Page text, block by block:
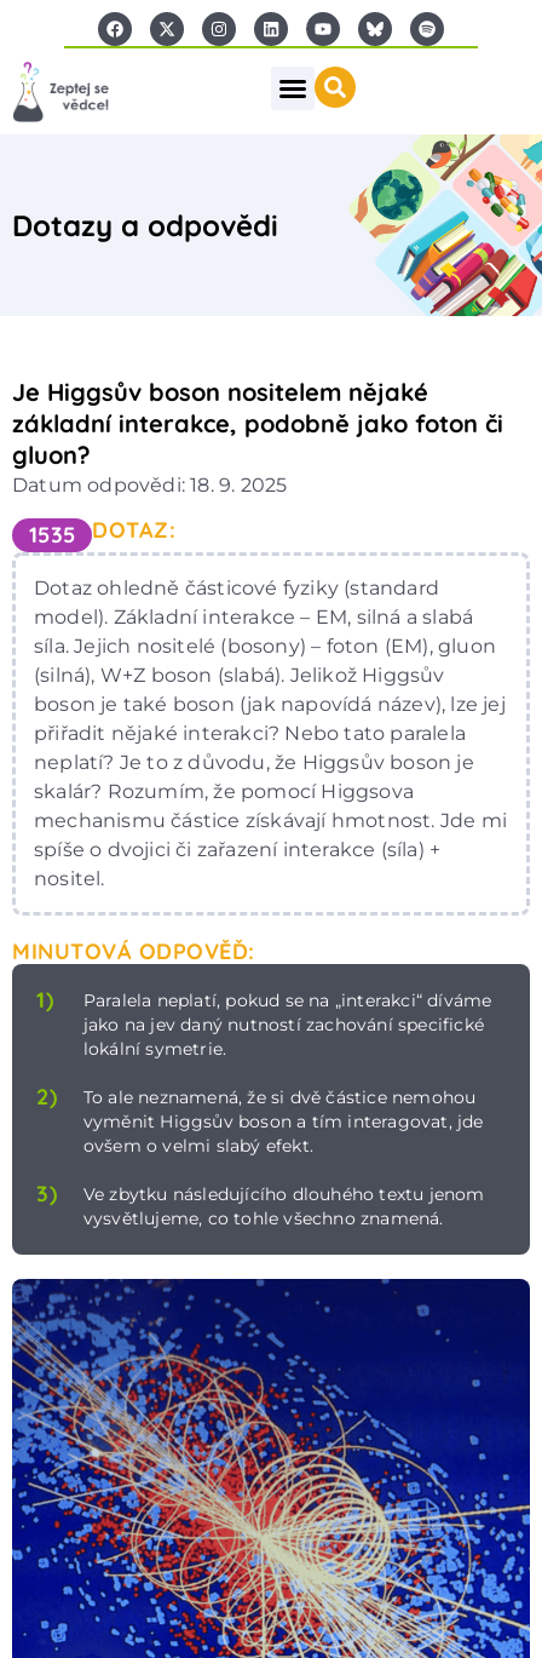
Dotazy a odpovědi
Je Higgsův boson nositelem nějaké
základní interakce, podobně jako foton či
gluon?
Datum odpovědi: 18. 9. 2025
1535 DOTAZ:
Dotaz ohledně částicové fyziky (standard
model). Základní interakce – EM, silná a slabá
síla. Jejich nositelé (bosony) – foton (EM), gluon
(silná), W+Z boson (slabá). Jelikož Higgsův
boson je také boson (jak napovídá název), lze jej
přiřadit nějaké interakci? Nebo tato paralela
neplatí? Je to z důvodu, že Higgsův boson je
skalár? Rozumím, že pomocí Higgsova
mechanismu částice získávají hmotnost. Jde mi
spíše o dvojici či zařazení interakce (síla) +
nositel.
MINUTOVÁ ODPOVĚĎ:
1)
Paralela neplatí, pokud se na „interakci“ díváme
jako na jev daný nutností zachování specifické
lokální symetrie.
2)
To ale neznamená, že si dvě částice nemohou
vyměnit Higgsův boson a tím interagovat, jde
ovšem o velmi slabý efekt.
3)
Ve zbytku následujícího dlouhého textu jenom
vysvětlujeme, co tohle všechno znamená.